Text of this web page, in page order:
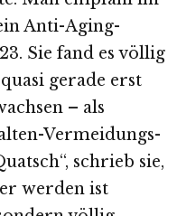
Anti-Aging-
Sie fand es völlig
gerade erst
– als
Vermeidungs-
schrieb sie,
werden ist